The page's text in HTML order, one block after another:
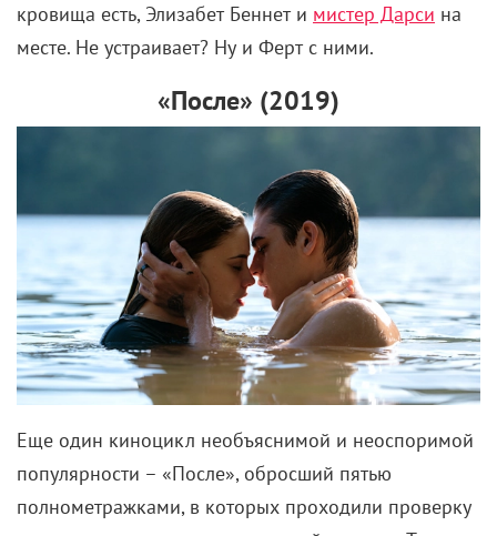
кровища есть, Элизабет Беннет и мистер Дарси на
месте. Не устраивает? Ну и Ферт с ними.
«После» (2019)
Еще один киноцикл необъяснимой и неоспоримой
популярности – «После», обросший пятью
полнометражками, в которых проходили проверку